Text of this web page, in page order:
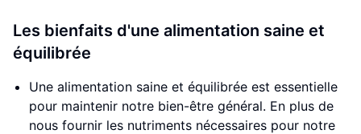
Les bienfaits d'une alimentation saine et
équilibrée
Une alimentation saine et équilibrée est essentielle
pour maintenir notre bien-être général. En plus de
nous fournir les nutriments nécessaires pour notre